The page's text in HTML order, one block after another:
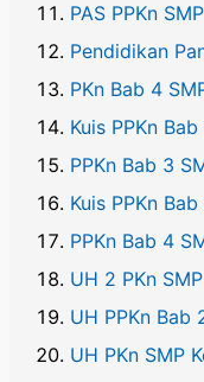
PAS PPKn
Pendidikan
PKn Bab 4
Kuis PPKn
PPKn Bab 3
Kuis PPKn
PPKn Bab 4
UH 2 PKn
UH PPKn Bab
UH PKn SMP